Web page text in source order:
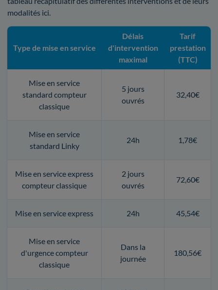
modalités ici.
Type de mise en service
Délais
d'intervention
maximal
Tarif
prestation
(TTC)
Mise en service
standard compteur
classique
5 jours
ouvrés
32,40€
Mise en service
standard Linky
24h 1,78€
Mise en service express
compteur classique
2 jours
ouvrés
72,60€
Mise en service express 24h 45,54€
Mise en service
d'urgence compteur
classique
Dans la
journée
180,56€